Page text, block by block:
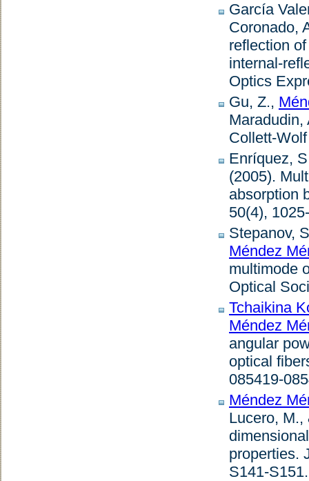
García
Coronado,
reflection
internal-
Optics
Gu, Z.,
Collett-
Enríquez,
(2005).
absorption
50(4),
Stepanov,
Méndez
multimode
Optical
Tchaikina
Méndez
angular
optical
085419-
Méndez
Lucero,
properties.
S141-